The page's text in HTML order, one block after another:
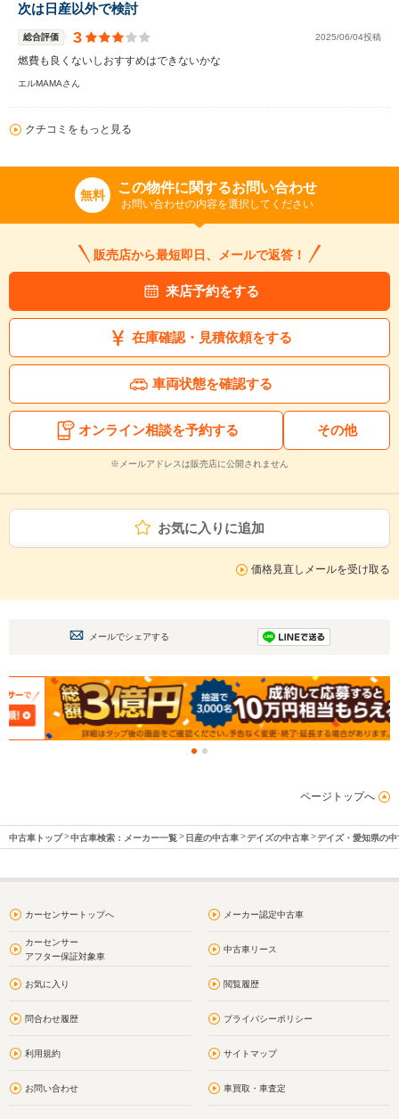
次は日産以外で検討
総合評価 3 2025/06/04投稿
燃費も良くないしおすすめはできないかな
エルMAMAさん
クチコミをもっと見る
無料 この物件に関するお問い合わせ
お問い合わせの内容を選択してください
販売店から最短即日、メールで返答！
来店予約をする
在庫確認・見積依頼をする
車両状態を確認する
オンライン相談を予約する その他
※メールアドレスは販売店に公開されません
お気に入りに追加
価格見直しメールを受け取る
メールでシェアする
ページトップへ
中古車トップ 中古車検索：メーカー一覧 日産の中古車 デイズの中古車 デイズ・愛知県の中
カーセンサートップへ メーカー認定中古車
カーセンサー
アフター保証対象車
中古車リース
お気に入り 閲覧履歴
問合わせ履歴 プライバシーポリシー
利用規約 サイトマップ
お問い合わせ 車買取・車査定